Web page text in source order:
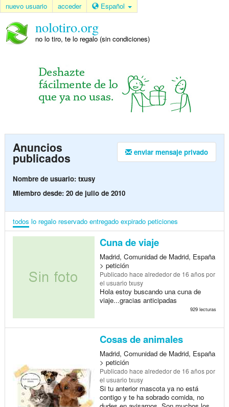
nuevo usuario acceder Español
nolotiro.org
no lo tiro, te lo regalo (sin condiciones)
enviar mensaje privado
Anuncios
publicados
Nombre de usuario: txusy
Miembro desde: 20 de julio de 2010
todos lo regalo reservado entregado expirado peticiones
Cuna de viaje
Madrid, Comunidad de Madrid, España
> petición
Publicado hace alrededor de 16 añospor
el usuario txusy
Hola estoy buscando una cuna de
viaje...gracias anticipadas
929 lecturas
Cosas de animales
Madrid, Comunidad de Madrid, España
> petición
Publicado hace alrededor de 16 añospor
el usuario txusy
Si tu anterior mascota ya no está
contigo y te ha sobrado comida, no